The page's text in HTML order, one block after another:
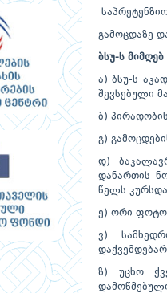
გამოცდაზე
ბსუ-ს მიმღებ
ა) ბსუ-ს
შევსებული
ბ)
გ)
დ)
დანართის
წელს
ე) ორი
ვ)
ზ) უცხო